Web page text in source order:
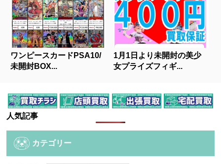
ワンピースカードPSA10/
未開封BOX...
1月1日より未開封の美少
女プライズフィギ...
人気記事
カテゴリー